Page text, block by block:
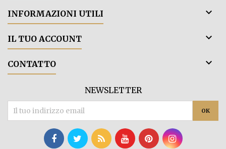
INFORMAZIONI UTILI 
IL TUO ACCOUNT 
CONTATTO 
NEWSLETTER